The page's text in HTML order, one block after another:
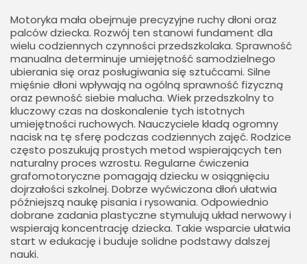
Motoryka mała obejmuje precyzyjne ruchy dłoni oraz
palców dziecka. Rozwój ten stanowi fundament dla
wielu codziennych czynności przedszkolaka. Sprawność
manualna determinuje umiejętność samodzielnego
ubierania się oraz posługiwania się sztućcami. Silne
mięśnie dłoni wpływają na ogólną sprawność fizyczną
oraz pewność siebie malucha. Wiek przedszkolny to
kluczowy czas na doskonalenie tych istotnych
umiejętności ruchowych. Nauczyciele kładą ogromny
nacisk na tę sferę podczas codziennych zajęć. Rodzice
często poszukują prostych metod wspierających ten
naturalny proces wzrostu. Regularne ćwiczenia
grafomotoryczne pomagają dziecku w osiągnięciu
dojrzałości szkolnej. Dobrze wyćwiczona dłoń ułatwia
późniejszą naukę pisania i rysowania. Odpowiednio
dobrane zadania plastyczne stymulują układ nerwowy i
wspierają koncentrację dziecka. Takie wsparcie ułatwia
start w edukację i buduje solidne podstawy dalszej
nauki.